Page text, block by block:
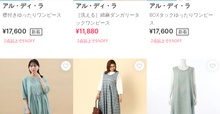
アル・ディ・ラ
襟付きゆったりワンピース
¥17,600 新着
2点以上で5%OFF
アル・ディ・ラ
［洗える］綿麻ダンガリータ
ックワンピース
¥11,880
2点以上で5%OFF
アル・ディ・ラ
BOXタックゆったりワンピー
ス
¥17,600 新着
2点以上で5%OFF